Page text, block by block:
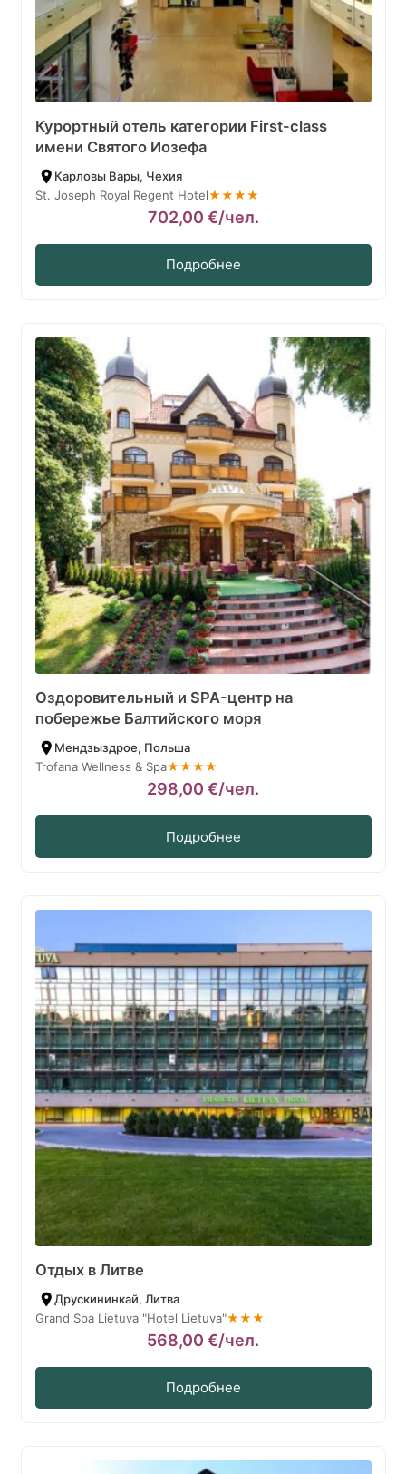
Курортный отель категории First-class
имени Святогo Иозефа
Карловы Вары, Чехия
St. Joseph Royal Regent Hotel★★★★
702,00 €/чел.
Подробнее
Оздоровительный и SPA-центр на
побережье Балтийского моря
Мендзыздрое, Польша
Trofana Wellness & Spa★★★★
298,00 €/чел.
Подробнее
Отдых в Литве
Друскининкай, Литва
Grand Spa Lietuva "Hotel Lietuva"★★★
568,00 €/чел.
Подробнее